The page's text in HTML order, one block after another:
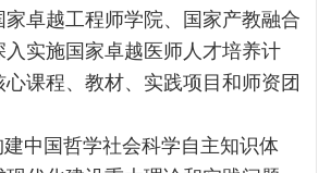
卓越工程师学院、国家产教融合
入实施国家卓越医师人才培养计
课程、教材、实践项目和师资团
建中国哲学社会科学自主知识体